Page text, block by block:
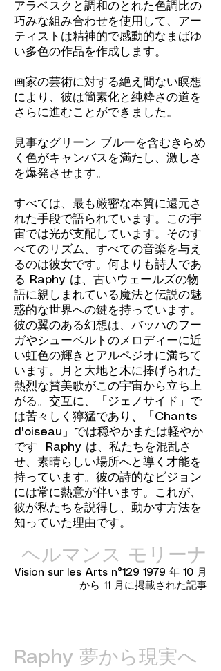
アラベスクと調和のとれた色調比の
巧みな組み合わせを使用して、アー
ティストは精神的で感動的なまばゆ
い多色の作品を作成します。
画家の芸術に対する絶え間ない瞑想
により、彼は簡素化と純粋さの道を
さらに進むことができました。
見事なグリーン ブルーを含むきらめ
く色がキャンバスを満たし、激しさ
を爆発させます。
すべては、最も厳密な本質に還元さ
れた手段で語られています。この宇
宙では光が支配しています。そのす
べてのリズム、すべての音楽を与え
るのは彼女です。何よりも詩人であ
る Raphy は、古いウェールズの物
語に親しまれている魔法と伝説の魅
惑的な世界への鍵を持っています。
彼の翼のある幻想は、バッハのフー
ガやシューベルトのメロディーに近
い虹色の輝きとアルペジオに満ちて
います。月と大地と木に捧げられた
熱烈な賛美歌がこの宇宙から立ち上
がる。交互に、「ジェノサイド」で
は苦々しく獰猛であり、「Chants
d'oiseau」では穏やかまたは軽やか
です Raphy は、私たちを混乱さ
せ、素晴らしい場所へと導く才能を
持っています。彼の詩的なビジョン
には常に熱意が伴います。これが、
彼が私たちを説得し、動かす方法を
知っていた理由です。
ヘルマンス モリーナ
Vision sur les Arts n°129 1979 年 10 月
から 11 月に掲載された記事
Raphy 夢から現実へ